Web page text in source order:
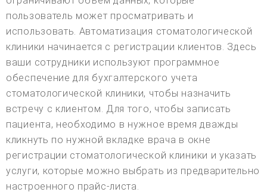
пользователь может просматривать и
использовать. Автоматизация стоматологической
клиники начинается с регистрации клиентов. Здесь
ваши сотрудники используют программное
обеспечение для бухгалтерского учета
стоматологической клиники, чтобы назначить
встречу с клиентом. Для того, чтобы записать
пациента, необходимо в нужное время дважды
кликнуть по нужной вкладке врача в окне
регистрации стоматологической клиники и указать
услуги, которые можно выбрать из предварительно
настроенного прайс-листа.